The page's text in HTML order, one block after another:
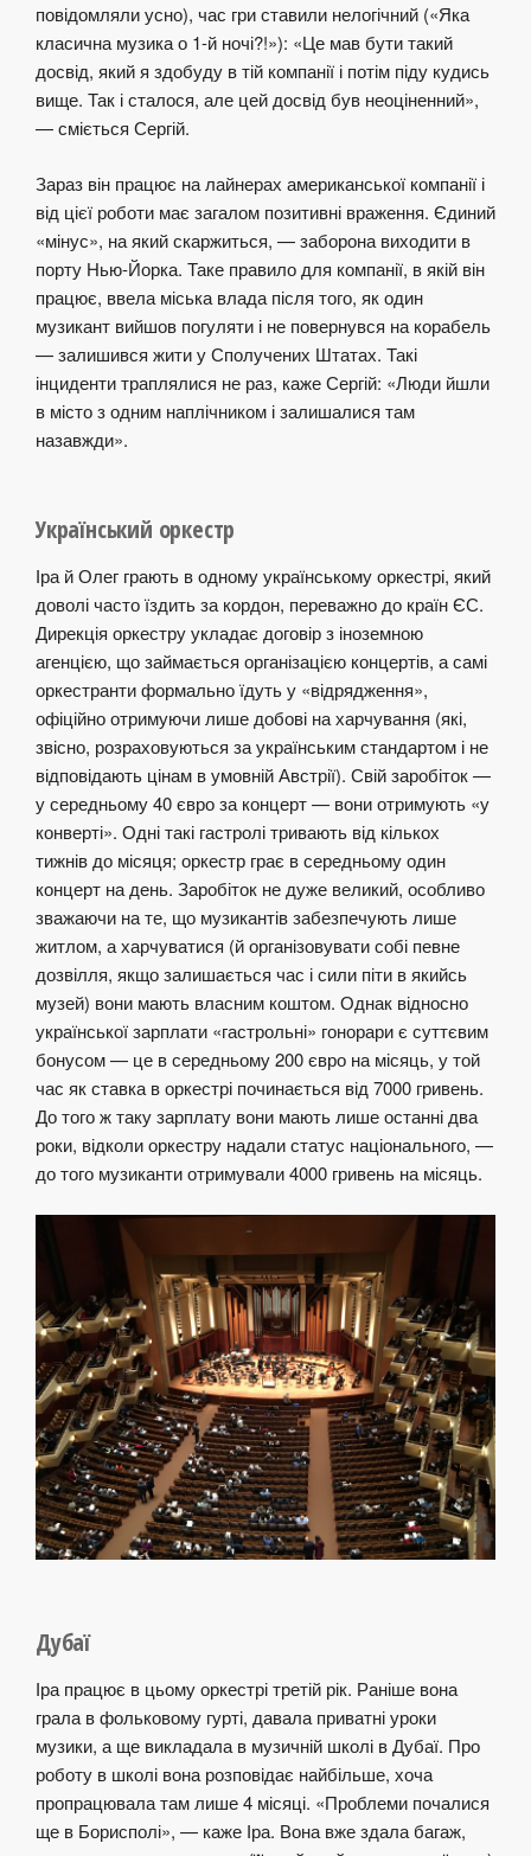
повідомляли усно), час гри ставили нелогічний («Яка
класична музика о 1-й ночі?!»): «Це мав бути такий
досвід, який я здобуду в тій компанії і потім піду кудись
вище. Так і сталося, але цей досвід був неоціненний»,
— сміється Сергій.
Зараз він працює на лайнерах американської компанії і
від цієї роботи має загалом позитивні враження. Єдиний
«мінус», на який скаржиться, — заборона виходити в
порту Нью-Йорка. Таке правило для компанії, в якій він
працює, ввела міська влада після того, як один
музикант вийшов погуляти і не повернувся на корабель
— залишився жити у Сполучених Штатах. Такі
інциденти траплялися не раз, каже Сергій: «Люди йшли
в місто з одним наплічником і залишалися там
назавжди».
Український оркестр
Іра й Олег грають в одному українському оркестрі, який
доволі часто їздить за кордон, переважно до країн ЄС.
Дирекція оркестру укладає договір з іноземною
агенцією, що займається організацією концертів, а самі
оркестранти формально їдуть у «відрядження»,
офіційно отримуючи лише добові на харчування (які,
звісно, розраховуються за українським стандартом і не
відповідають цінам в умовній Австрії). Свій заробіток —
у середньому 40 євро за концерт — вони отримують «у
конверті». Одні такі гастролі тривають від кількох
тижнів до місяця; оркестр грає в середньому один
концерт на день. Заробіток не дуже великий, особливо
зважаючи на те, що музикантів забезпечують лише
житлом, а харчуватися (й організовувати собі певне
дозвілля, якщо залишається час і сили піти в якийсь
музей) вони мають власним коштом. Однак відносно
української зарплати «гастрольні» гонорари є суттєвим
бонусом — це в середньому 200 євро на місяць, у той
час як ставка в оркестрі починається від 7000 гривень.
До того ж таку зарплату вони мають лише останні два
роки, відколи оркестру надали статус національного, —
до того музиканти отримували 4000 гривень на місяць.
Дубаї
Іра працює в цьому оркестрі третій рік. Раніше вона
грала в фольковому гурті, давала приватні уроки
музики, а ще викладала в музичній школі в Дубаї. Про
роботу в школі вона розповідає найбільше, хоча
пропрацювала там лише 4 місяці. «Проблеми почалися
ще в Борисполі», — каже Іра. Вона вже здала багаж,